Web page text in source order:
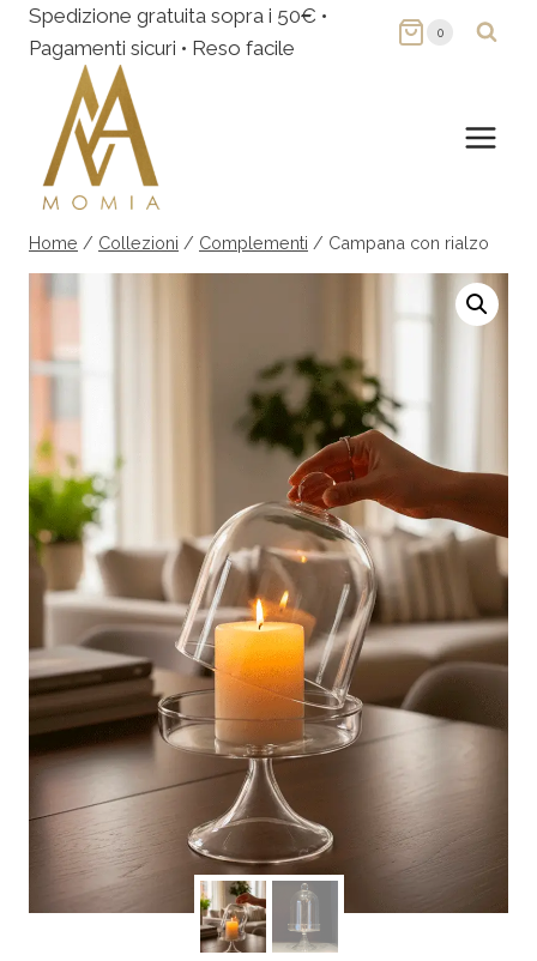
Salta
contenuto
Spedizione gratuita sopra i 50€ •
Pagamenti sicuri • Reso facile
0
Home / Collezioni / Complementi / Campana con rialzo